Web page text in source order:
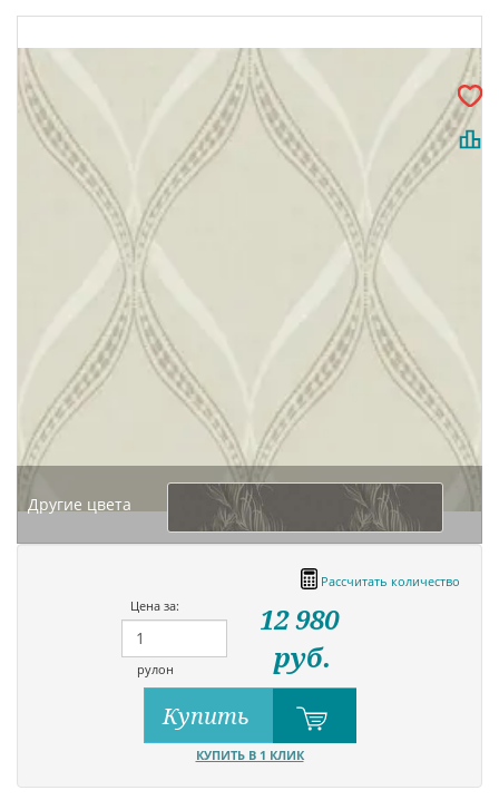
Другие цвета
Рассчитать количество
Цена за:
рулон
12 980
руб.
Купить
КУПИТЬ В 1 КЛИК